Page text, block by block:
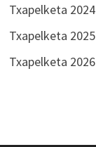
Txapelketa 2024
Txapelketa 2025
Txapelketa 2026